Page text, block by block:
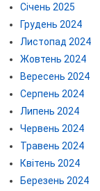
Січень 2025
Грудень 2024
Листопад 2024
Жовтень 2024
Вересень 2024
Серпень 2024
Липень 2024
Червень 2024
Травень 2024
Квітень 2024
Березень 2024